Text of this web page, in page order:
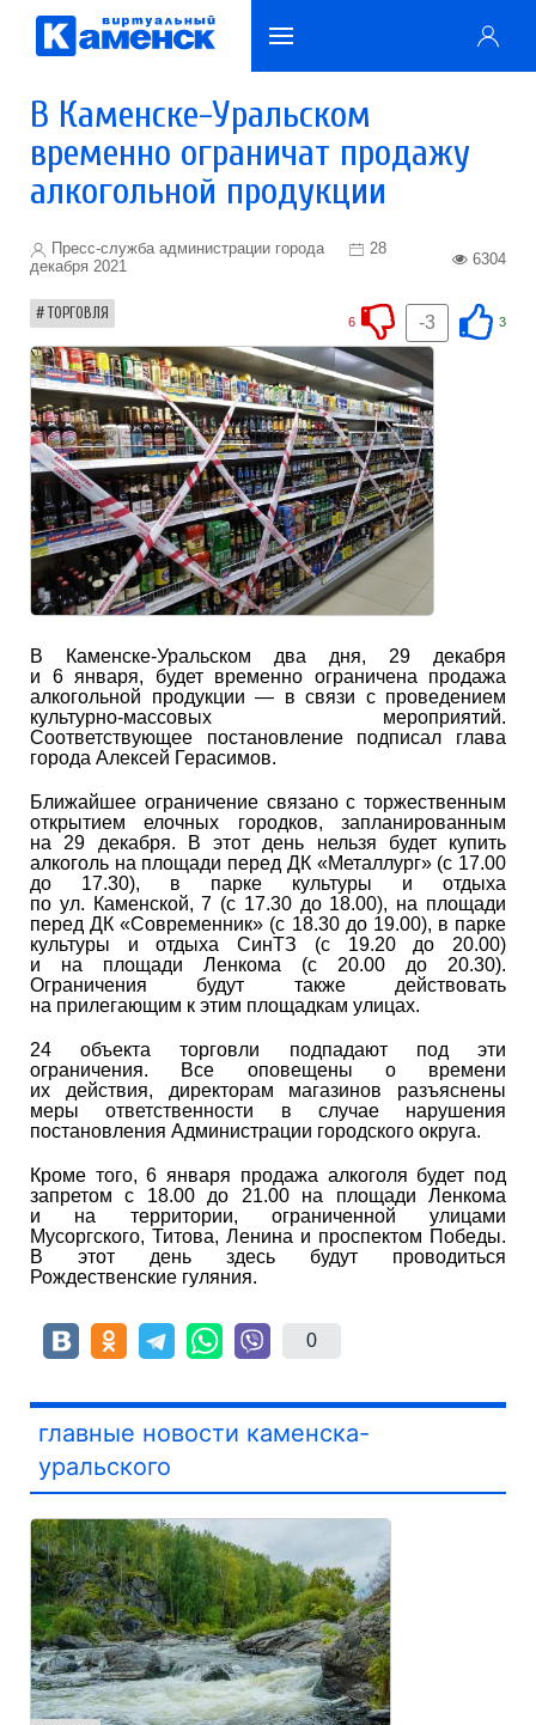
В Каменске-Уральском
временно ограничат продажу
алкогольной продукции
Пресс-служба администрации города
28
декабря 2021
6304
ТОРГОВЛЯ 3
-3
6
В Каменске-Уральском два дня, 29 декабря
и 6 января, будет временно ограничена продажа
алкогольной продукции — в связи с проведением
культурно-массовых мероприятий.
Соответствующее постановление подписал глава
города Алексей Герасимов.
Ближайшее ограничение связано с торжественным
открытием елочных городков, запланированным
на 29 декабря. В этот день нельзя будет купить
алкоголь на площади перед ДК «Металлург» (с 17.00
до 17.30), в парке культуры и отдыха
по ул. Каменской, 7 (с 17.30 до 18.00), на площади
перед ДК «Современник» (с 18.30 до 19.00), в парке
культуры и отдыха СинТЗ (с 19.20 до 20.00)
и на площади Ленкома (с 20.00 до 20.30).
Ограничения будут также действовать
на прилегающим к этим площадкам улицах.
24 объекта торговли подпадают под эти
ограничения. Все оповещены о времени
их действия, директорам магазинов разъяснены
меры ответственности в случае нарушения
постановления Администрации городского округа.
Кроме того, 6 января продажа алкоголя будет под
запретом с 18.00 до 21.00 на площади Ленкома
и на территории, ограниченной улицами
Мусоргского, Титова, Ленина и проспектом Победы.
В этот день здесь будут проводиться
Рождественские гуляния.
0
главные новости каменска-
уральского